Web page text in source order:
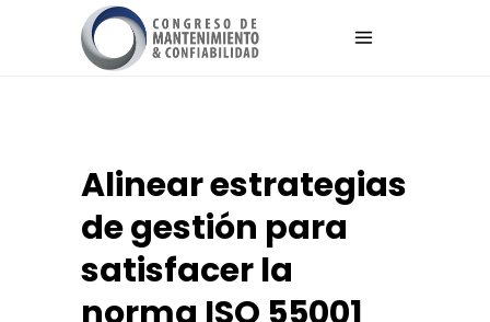
Alinear estrategias
de gestión para
satisfacer la